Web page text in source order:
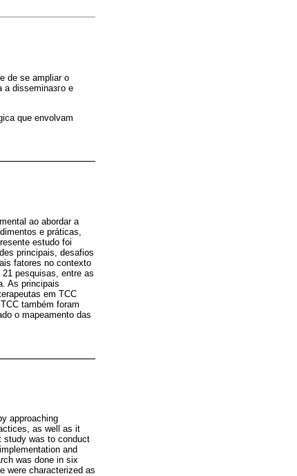
de se ampliar o
disseminaзгo e
que envolvam
ao abordar a
e práticas,
estudo foi
principais, desafios
fatores no contexto
pesquisas, entre as
As principais
em TCC
também foram
o mapeamento das
approaching
as well as it
study was to conduct
and
was done in six
were characterized as